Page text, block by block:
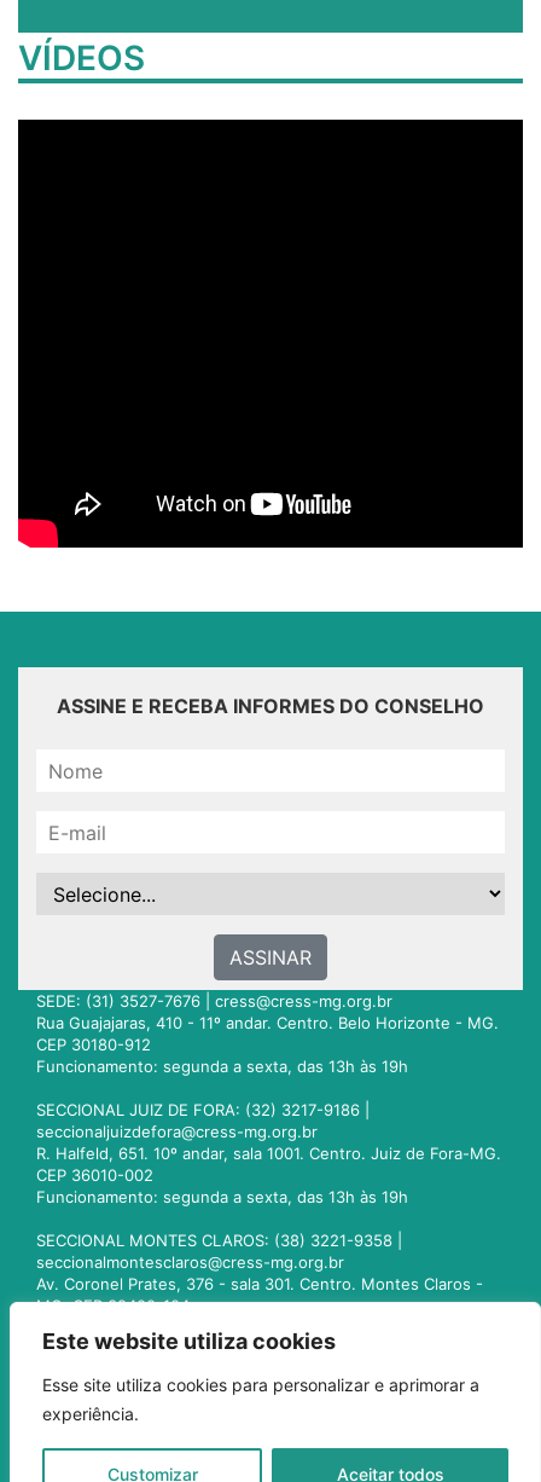
Este website utiliza cookies
Esse site utiliza cookies para personalizar e aprimorar a
experiência.
Customizar Aceitar todos
VÍDEOS
ASSINE E RECEBA INFORMES DO CONSELHO
ASSINAR
SEDE: (31) 3527-7676 | cress@cress-mg.org.br
Rua Guajajaras, 410 - 11º andar. Centro. Belo Horizonte - MG.
CEP 30180-912
Funcionamento: segunda a sexta, das 13h às 19h
SECCIONAL JUIZ DE FORA: (32) 3217-9186 |
seccionaljuizdefora@cress-mg.org.br
R. Halfeld, 651. 10º andar, sala 1001. Centro. Juiz de Fora-MG.
CEP 36010-002
Funcionamento: segunda a sexta, das 13h às 19h
SECCIONAL MONTES CLAROS: (38) 3221-9358 |
seccionalmontesclaros@cress-mg.org.br
Av. Coronel Prates, 376 - sala 301. Centro. Montes Claros -
MG. CEP 39400-104
seccionaluberlandia@cress-mg.org.br
Av. Afonso Pena, 547 - sala 101. Uberlândia - MG. CEP